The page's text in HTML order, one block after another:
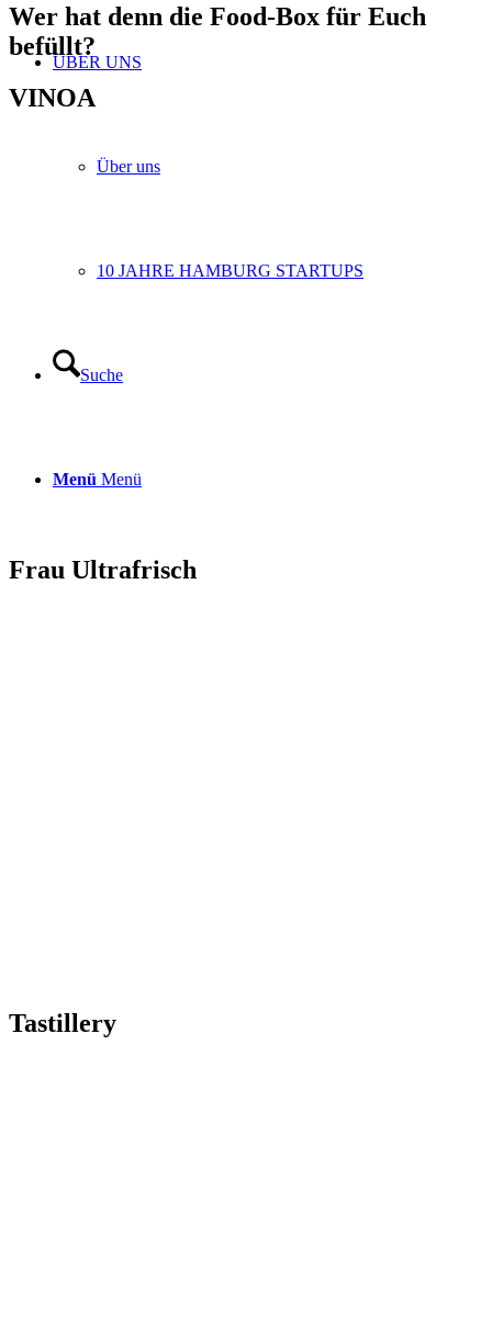
ÜBER UNS
Über uns
10 JAHRE HAMBURG STARTUPS
Suche
Menü Menü
Wer hat denn die Food-Box für Euch
befüllt?
VINOA
Frau Ultrafrisch
Tastillery